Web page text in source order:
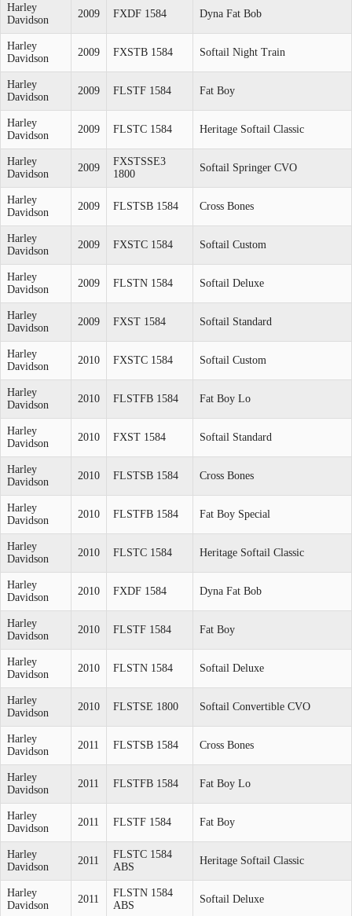
Harley
Davidson
2009 FXDF 1584 Dyna Fat Bob
Harley
Davidson
2009 FXSTB 1584 Softail Night Train
Harley
Davidson
2009 FLSTF 1584 Fat Boy
Harley
Davidson
2009 FLSTC 1584 Heritage Softail Classic
Harley
Davidson
2009
FXSTSSE3
1800
Softail Springer CVO
Harley
Davidson
2009 FLSTSB 1584 Cross Bones
Harley
Davidson
2009 FXSTC 1584 Softail Custom
Harley
Davidson
2009 FLSTN 1584 Softail Deluxe
Harley
Davidson
2009 FXST 1584 Softail Standard
Harley
Davidson
2010 FXSTC 1584 Softail Custom
Harley
Davidson
2010 FLSTFB 1584 Fat Boy Lo
Harley
Davidson
2010 FXST 1584 Softail Standard
Harley
Davidson
2010 FLSTSB 1584 Cross Bones
Harley
Davidson
2010 FLSTFB 1584 Fat Boy Special
Harley
Davidson
2010 FLSTC 1584 Heritage Softail Classic
Harley
Davidson
2010 FXDF 1584 Dyna Fat Bob
Harley
Davidson
2010 FLSTF 1584 Fat Boy
Harley
Davidson
2010 FLSTN 1584 Softail Deluxe
Harley
Davidson
2010 FLSTSE 1800 Softail Convertible CVO
Harley
Davidson
2011 FLSTSB 1584 Cross Bones
Harley
Davidson
2011 FLSTFB 1584 Fat Boy Lo
Harley
Davidson
2011 FLSTF 1584 Fat Boy
Harley
Davidson
2011
FLSTC 1584
ABS
Heritage Softail Classic
Harley
Davidson
2011
FLSTN 1584
ABS
Softail Deluxe